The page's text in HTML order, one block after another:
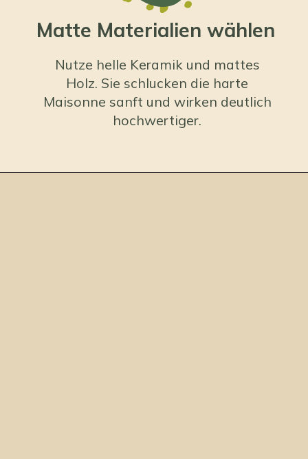
Matte Materialien wählen
Nutze helle Keramik und mattes
Holz. Sie schlucken die harte
Maisonne sanft und wirken deutlich
hochwertiger.